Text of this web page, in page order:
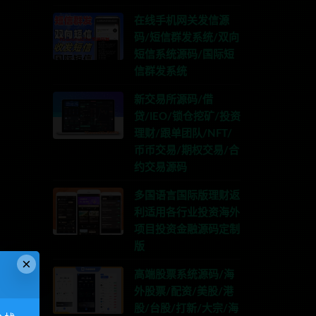
在线手机网关发信源
码/短信群发系统/双向
短信系统源码/国际短
信群发系统
新交易所源码/借
贷/IEO/锁仓挖矿/投资
理财/跟单团队/NFT/
币币交易/期权交易/合
约交易源码
多国语言国际版理财返
利适用各行业投资海外
项目投资金融源码定制
版
高端股票系统源码/海
外股票/配资/美股/港
股/台股/打新/大宗/海
×